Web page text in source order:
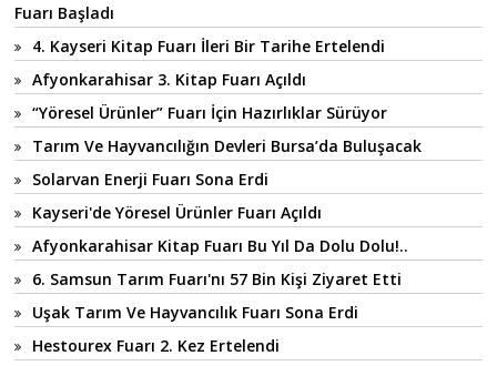
Fuarı Başladı
4. Kayseri Kitap Fuarı İleri Bir Tarihe Ertelendi
Afyonkarahisar 3. Kitap Fuarı Açıldı
“Yöresel Ürünler” Fuarı İçin Hazırlıklar Sürüyor
Tarım Ve Hayvancılığın Devleri Bursa’da Buluşacak
Solarvan Enerji Fuarı Sona Erdi
Kayseri'de Yöresel Ürünler Fuarı Açıldı
Afyonkarahisar Kitap Fuarı Bu Yıl Da Dolu Dolu!..
6. Samsun Tarım Fuarı'nı 57 Bin Kişi Ziyaret Etti
Uşak Tarım Ve Hayvancılık Fuarı Sona Erdi
Hestourex Fuarı 2. Kez Ertelendi